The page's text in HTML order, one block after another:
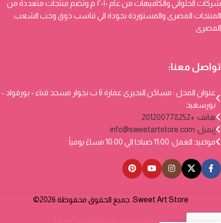
شركات الحلواني والكافيهات من عام ٢٠١٠ م وتضم منتجات متعددة من
المنتجات المصرى والمستوردة بجودة الي تناسب ذوق وحب الشعب
المصرى
تواصل معنا:
عنوان المحل : مساكن البحيري عمارة 6 ب بجوار مسجد قباء - بورفواد -
بورسعيد
هاتف: +201200778252
إيميل: info@sweetartstore.com
مواعيد العمل: 11:00 صباحا الي 10:00 مساءً يومياً
Sweet Art Store. جميع الحقوق محفوظة 2026©